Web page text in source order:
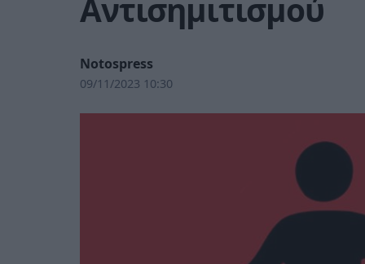
Αντισημιτισμού
Notospress
09/11/2023 10:30